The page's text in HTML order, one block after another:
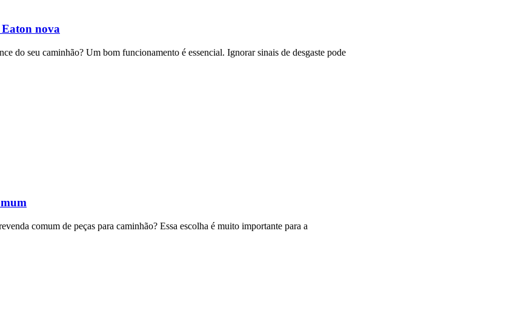
Eaton nova
do seu caminhão? Um bom funcionamento é essencial. Ignorar sinais de desgaste pode
comum de peças para caminhão? Essa escolha é muito importante para a